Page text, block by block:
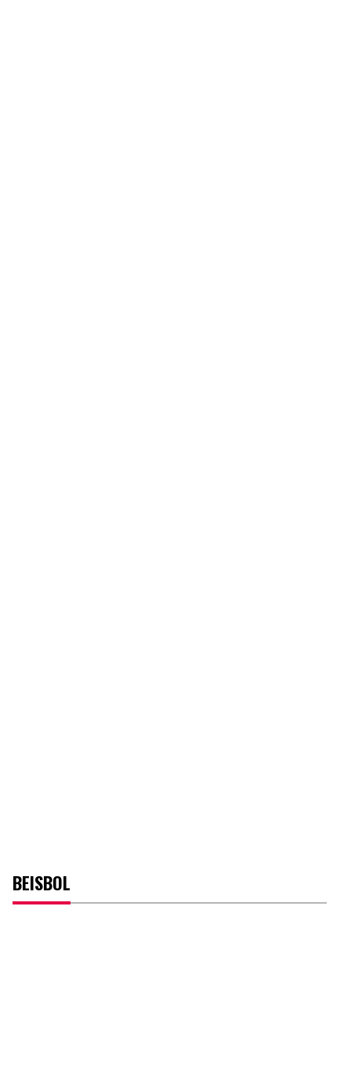
BEISBOL